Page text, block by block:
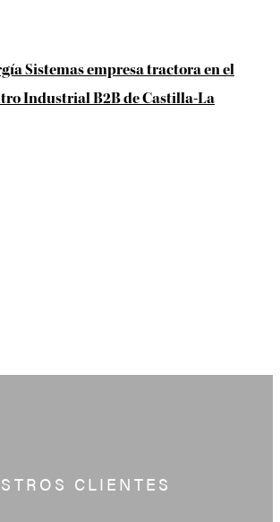
Sistemas empresa tractora en el
Industrial B2B de Castilla-La
CLIENTES